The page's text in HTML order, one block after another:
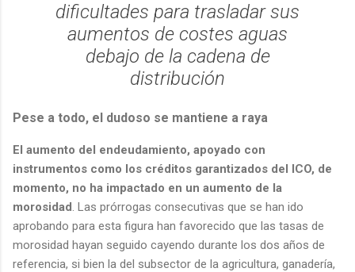
dificultades para trasladar sus
aumentos de costes aguas
debajo de la cadena de
distribución
Pese a todo, el dudoso se mantiene a raya
El aumento del endeudamiento, apoyado con
instrumentos como los créditos garantizados del ICO, de
momento, no ha impactado en un aumento de la
morosidad . Las prórrogas consecutivas que se han ido
aprobando para esta figura han favorecido que las tasas de
morosidad hayan seguido cayendo durante los dos años de
referencia, si bien la del subsector de la agricultura, ganadería,